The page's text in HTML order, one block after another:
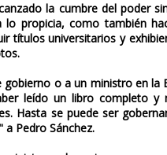
la cumbre del poder
propicia, como también
títulos universitarios y
gobierno o a un ministro en
leído un libro completo
Hasta se puede ser
Pedro Sánchez.